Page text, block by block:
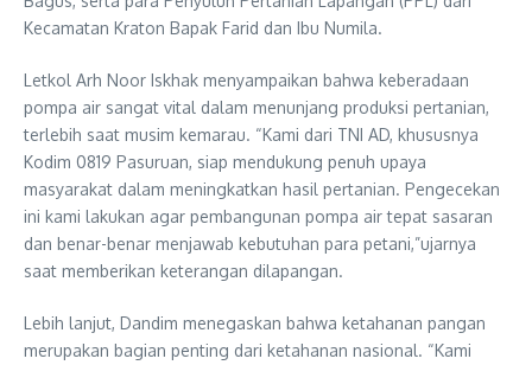
Kecamatan Kraton Bapak Farid dan Ibu Numila.
Letkol Arh Noor Iskhak menyampaikan bahwa keberadaan
pompa air sangat vital dalam menunjang produksi pertanian,
terlebih saat musim kemarau. “Kami dari TNI AD, khususnya
Kodim 0819 Pasuruan, siap mendukung penuh upaya
masyarakat dalam meningkatkan hasil pertanian. Pengecekan
ini kami lakukan agar pembangunan pompa air tepat sasaran
dan benar-benar menjawab kebutuhan para petani,”ujarnya
saat memberikan keterangan dilapangan.
Lebih lanjut, Dandim menegaskan bahwa ketahanan pangan
merupakan bagian penting dari ketahanan nasional. “Kami